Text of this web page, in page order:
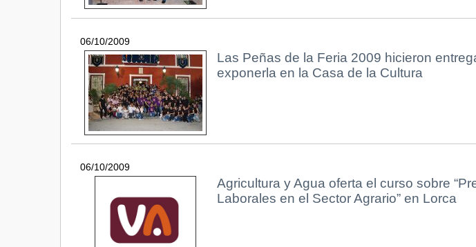
06/10/2009
Las Peñas de la Feria 2009 hicieron
exponerla en la Casa de la Cultura
06/10/2009
Agricultura y Agua oferta el curso sobre
Laborales en el Sector Agrario” en Lorca